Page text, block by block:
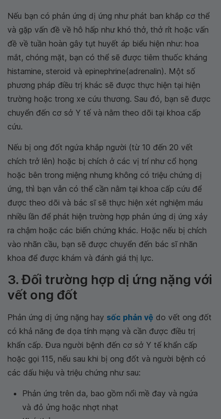
Nếu bạn có phản ứng dị ứng như phát ban khắp cơ thể
và gặp vấn đề về hô hấp như khó thở, thở rít hoặc vấn
đề về tuần hoàn gây tụt huyết áp biểu hiện như: hoa
mắt, chóng mặt, bạn có thể sẽ được tiêm thuốc kháng
histamine, steroid và epinephrine(adrenalin). Một số
phương pháp điều trị khác sẽ được thực hiện tại hiện
trường hoặc trong xe cứu thương. Sau đó, bạn sẽ được
chuyển đến cơ sở Y tế và nằm theo dõi tại khoa cấp
cứu.
Nếu bị ong đốt ngứa khắp người (từ 10 đến 20 vết
chích trở lên) hoặc bị chích ở các vị trí như cổ họng
hoặc bên trong miệng nhưng không có triệu chứng dị
ứng, thì bạn vẫn có thể cần nằm tại khoa cấp cứu để
được theo dõi và bác sĩ sẽ thực hiện xét nghiệm máu
nhiều lần để phát hiện trường hợp phản ứng dị ứng xảy
ra chậm hoặc các biến chứng khác. Hoặc nếu bị chích
vào nhãn cầu, bạn sẽ được chuyển đến bác sĩ nhãn
khoa để được khám và đánh giá thị lực.
3. Đối trường hợp dị ứng nặng với
vết ong đốt
Phản ứng dị ứng nặng hay sốc phản vệ do vết ong đốt
có khả năng đe dọa tính mạng và cần được điều trị
khẩn cấp. Đưa người bệnh đến cơ sở Y tế khẩn cấp
hoặc gọi 115, nếu sau khi bị ong đốt và người bệnh có
các dấu hiệu và triệu chứng như sau:
Phản ứng trên da, bao gồm nổi mề đay và ngứa
và đỏ ửng hoặc nhợt nhạt